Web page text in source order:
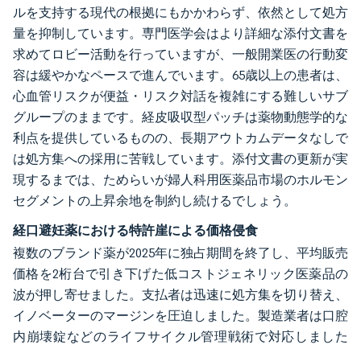
ルを支持する現代の根拠にもかかわらず、依然として処方
量を抑制しています。専門医学会はより詳細な添付文書を
求めてロビー活動を行っていますが、一般開業医の行動変
容は緩やかなペースで進んでいます。65歳以上の患者は、
心血管リスクが便益・リスク対話を複雑にする難しいサブ
グループのままです。経皮吸収型パッチは薬物動態学的な
利点を提供しているものの、長期アウトカムデータなしで
は処方集への採用に苦戦しています。添付文書の更新が実
現するまでは、ためらいが婦人科用医薬品市場のホルモン
セグメントの上昇余地を制約し続けるでしょう。
経口避妊薬における特許崖による価格侵食
複数のブランド薬が2025年に独占期間を終了し、平均販売
価格を2桁台で引き下げた低コストジェネリック医薬品の
波が押し寄せました。支払者は迅速に処方集を切り替え、
イノベーターのマージンを圧迫しました。製造業者は口腔
内崩壊錠などのライフサイクル管理戦術で対応しました